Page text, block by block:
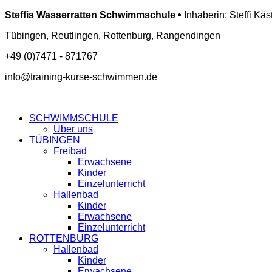
Steffis Wasserratten Schwimmschule • Inhaberin: Steffi
Tübingen, Reutlingen, Rottenburg, Rangendingen
+49 (0)7471 - 871767
info@training-kurse-schwimmen.de
SCHWIMMSCHULE
Über uns
TÜBINGEN
Freibad
Erwachsene
Kinder
Einzelunterricht
Hallenbad
Kinder
Erwachsene
Einzelunterricht
ROTTENBURG
Hallenbad
Kinder